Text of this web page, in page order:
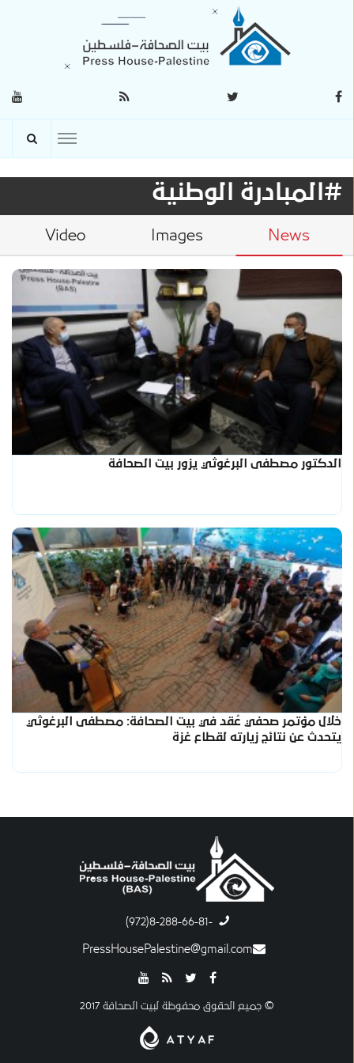
#المبادرة الوطنية
News
Images
Video
الدكتور مصطفى البرغوثي يزور بيت الصحافة
خلال مؤتمر صحفي عُقد في بيت الصحافة: مصطفى البرغوثي
يتحدث عن نتائج زيارته لقطاع غزة
-8-288-66-81(972)
PressHousePalestine@gmail.com
© جميع الحقوق محفوظة لبيت الصحافة 2017